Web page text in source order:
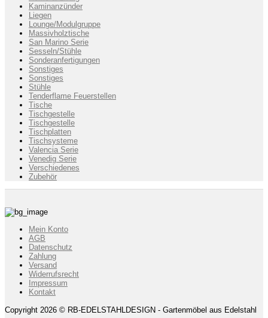
Kaminanzünder
Liegen
Lounge/Modulgruppe
Massivholztische
San Marino Serie
Sesseln/Stühle
Sonderanfertigungen
Sonstiges
Sonstiges
Stühle
Tenderflame Feuerstellen
Tische
Tischgestelle
Tischgestelle
Tischplatten
Tischsysteme
Valencia Serie
Venedig Serie
Verschiedenes
Zubehör
Mein Konto
AGB
Datenschutz
Zahlung
Versand
Widerrufsrecht
Impressum
Kontakt
Copyright 2026 © RB-EDELSTAHLDESIGN - Gartenmöbel aus Edelstahl